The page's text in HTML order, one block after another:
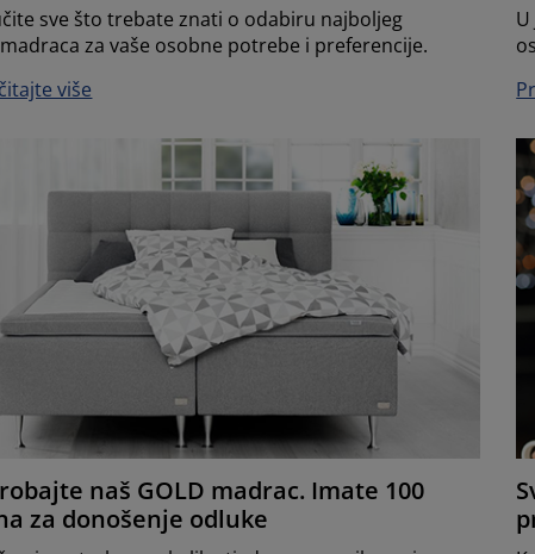
sve što trebate znati o odabiru najboljeg
za vaše osobne potrebe i preferencije.
više
naš GOLD madrac. Imate 100
za donošenje odluke